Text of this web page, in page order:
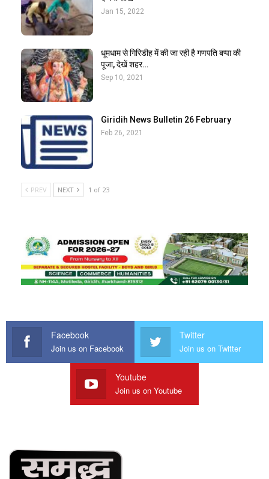
Jan 15, 2022
धूमधाम से गिरिडीह में की जा रही है गणपति बप्पा की
पूजा, देखें शहर…
Sep 10, 2021
Giridih News Bulletin 26 February
Feb 26, 2021
PREV NEXT 1 of 23
Facebook
Join us on Facebook
Twitter
Join us on Twitter
Youtube
Join us on Youtube